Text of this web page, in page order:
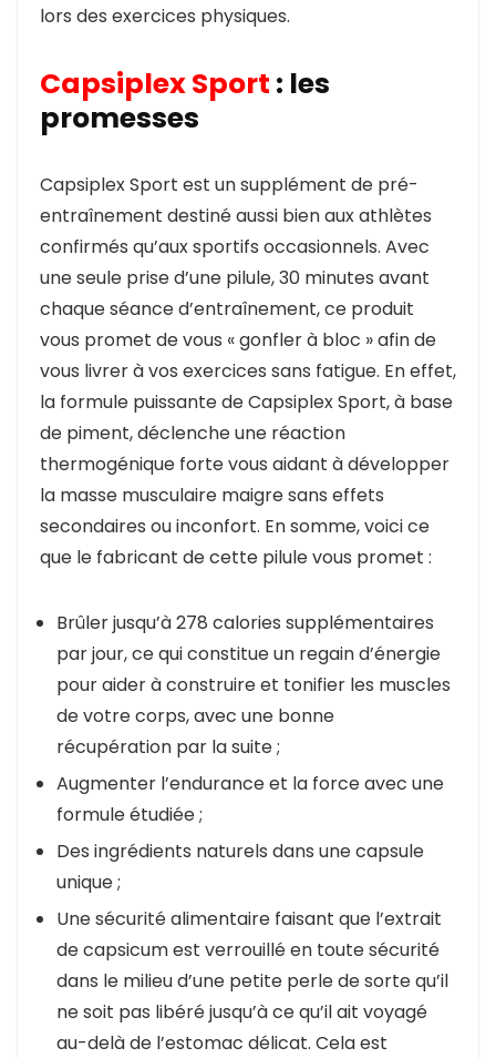
lors des exercices physiques.
Capsiplex Sport : les
promesses
Capsiplex Sport est un supplément de pré-
entraînement destiné aussi bien aux athlètes
confirmés qu’aux sportifs occasionnels. Avec
une seule prise d’une pilule, 30 minutes avant
chaque séance d’entraînement, ce produit
vous promet de vous « gonfler à bloc » afin de
vous livrer à vos exercices sans fatigue. En effet,
la formule puissante de Capsiplex Sport, à base
de piment, déclenche une réaction
thermogénique forte vous aidant à développer
la masse musculaire maigre sans effets
secondaires ou inconfort. En somme, voici ce
que le fabricant de cette pilule vous promet :
Brûler jusqu’à 278 calories supplémentaires
par jour, ce qui constitue un regain d’énergie
pour aider à construire et tonifier les muscles
de votre corps, avec une bonne
récupération par la suite ;
Augmenter l’endurance et la force avec une
formule étudiée ;
Des ingrédients naturels dans une capsule
unique ;
Une sécurité alimentaire faisant que l’extrait
de capsicum est verrouillé en toute sécurité
dans le milieu d’une petite perle de sorte qu’il
ne soit pas libéré jusqu’à ce qu’il ait voyagé
au-delà de l’estomac délicat. Cela est